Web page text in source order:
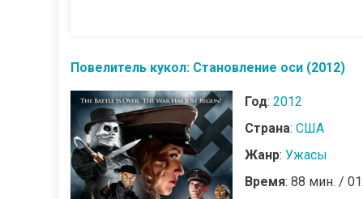
Повелитель кукол: Становление оси (2012)
Год: 2012
Страна: США
Жанр: Ужасы
Время: 88 мин. /